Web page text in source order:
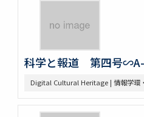
科学と報道 第四号
Digital Cultural Heritage | 情報学環